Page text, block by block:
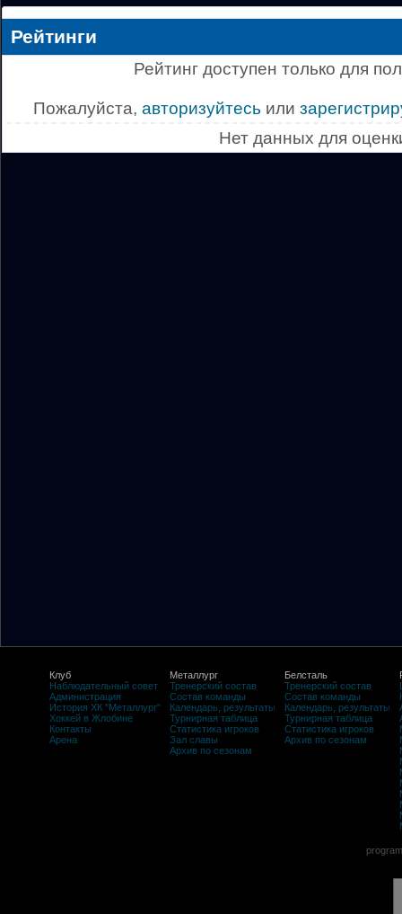
Рейтинги
Рейтинг доступен только для
Пожалуйста, авторизуйтесь или
Нет данных для
Клуб
Наблюдательный совет
Администрация
История ХК "Металлург"
Хоккей в Жлобине
Контакты
Арена
Металлург
Тренерский состав
Состав команды
Календарь, результаты
Турнирная таблица
Статистика игроков
Зал славы
Архив по сезонам
Белсталь
Тренерский состав
Состав команды
Календарь, результаты
Турнирная таблица
Статистика игроков
Архив по сезонам